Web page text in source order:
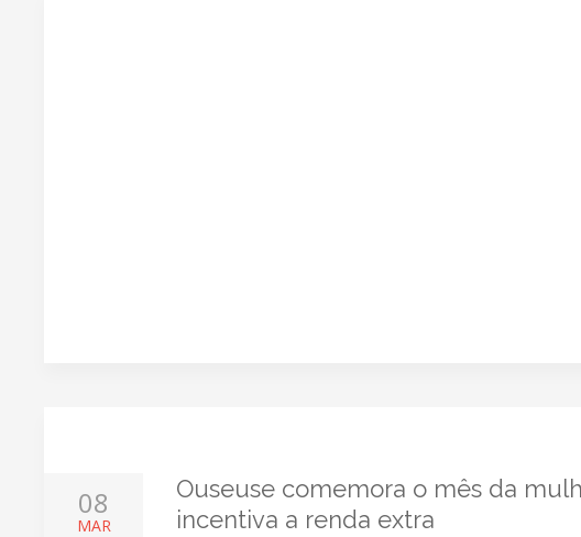
08
MAR
Ouseuse comemora o mês da
incentiva a renda extra